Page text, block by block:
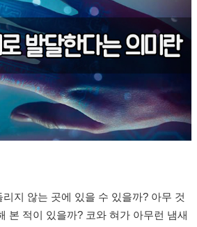
지 않는 곳에 있을 수 있을까? 아무 것
본 적이 있을까? 코와 혀가 아무런 냄새